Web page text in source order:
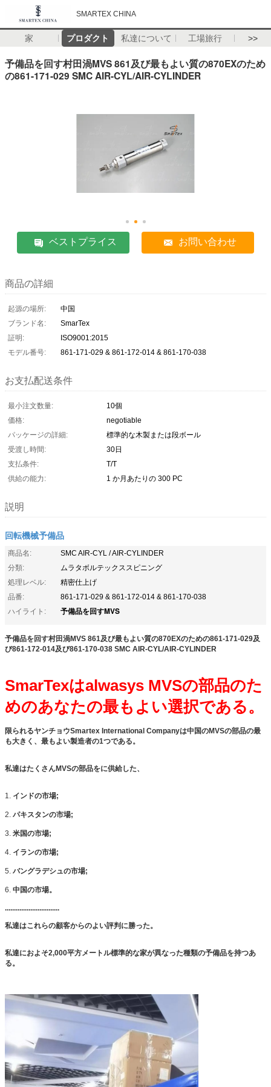
SMARTEX CHINA
家 プロダクト 私達について 工場旅行 >>
予備品を回す村田渦MVS 861及び最もよい質の870EXのため
の861-171-029 SMC AIR-CYL/AIR-CYLINDER
ベストプライス お問い合わせ
商品の詳細
起源の場所:
中国
ブランド名:
SmarTex
証明:
ISO9001:2015
モデル番号:
861-171-029 & 861-172-014 & 861-170-038
お支払配送条件
最小注文数量:
10個
価格:
negotiable
パッケージの詳細:
標準的な木製または段ボール
受渡し時間:
30日
支払条件:
T/T
供給の能力:
1 か月あたりの 300 PC
説明
回転機械予備品
商品名:
SMC AIR-CYL / AIR-CYLINDER
分類:
ムラタボルテックススピニング
処理レベル:
精密仕上げ
品番:
861-171-029 & 861-172-014 & 861-170-038
ハイライト:
予備品を回すMVS
予備品を回す村田渦MVS 861及び最もよい質の870EXのための861-171-029及
び861-172-014及び861-170-038 SMC AIR-CYL/AIR-CYLINDER
SmarTexはalwasys MVSの部品のた
めのあなたの最もよい選択である。
限られるヤンチョウSmartex International Companyは中国のMVSの部品の最
も大きく、最もよい製造者の1つである。
私達はたくさんMVSの部品をに供給した、
1. インドの市場;
2. パキスタンの市場;
3. 米国の市場;
4. イランの市場;
5. バングラデシュの市場;
6. 中国の市場。
..............................
私達はこれらの顧客からのよい評判に勝った。
私達におよそ2,000平方メートル標準的な家が異なった種類の予備品を持つあ
る。